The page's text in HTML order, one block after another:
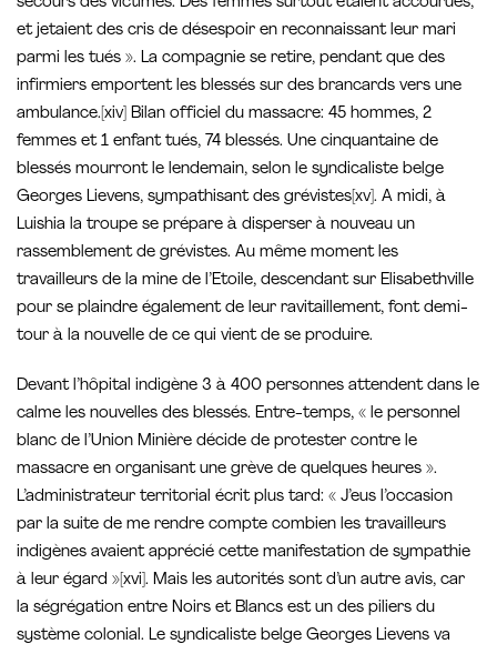
et jetaient des cris de désespoir en reconnaissant leur mari
parmi les tués ». La compagnie se retire, pendant que des
infirmiers emportent les blessés sur des brancards vers une
ambulance.[xiv] Bilan officiel du massacre: 45 hommes, 2
femmes et 1 enfant tués, 74 blessés. Une cinquantaine de
blessés mourront le lendemain, selon le syndicaliste belge
Georges Lievens, sympathisant des grévistes[xv]. A midi, à
Luishia la troupe se prépare à disperser à nouveau un
rassemblement de grévistes. Au même moment les
travailleurs de la mine de l’Etoile, descendant sur Elisabethville
pour se plaindre également de leur ravitaillement, font demi-
tour à la nouvelle de ce qui vient de se produire.
Devant l’hôpital indigène 3 à 400 personnes attendent dans le
calme les nouvelles des blessés. Entre-temps, « le personnel
blanc de l’Union Minière décide de protester contre le
massacre en organisant une grève de quelques heures ».
L’administrateur territorial écrit plus tard: « J’eus l’occasion
par la suite de me rendre compte combien les travailleurs
indigènes avaient apprécié cette manifestation de sympathie
à leur égard »[xvi]. Mais les autorités sont d’un autre avis, car
la ségrégation entre Noirs et Blancs est un des piliers du
système colonial. Le syndicaliste belge Georges Lievens va